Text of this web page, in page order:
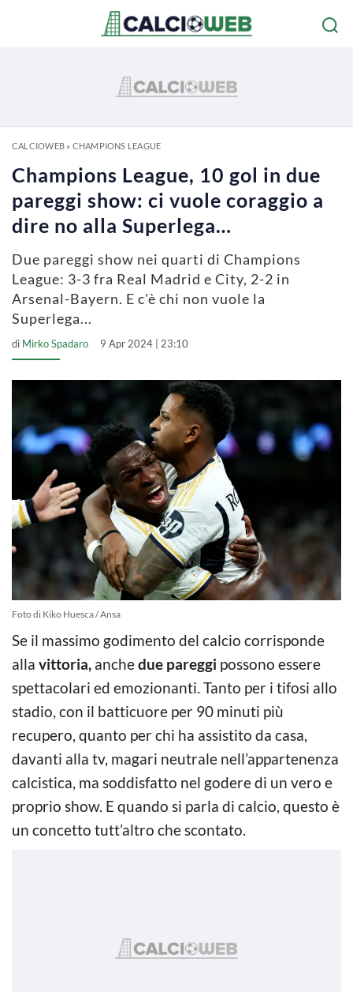
CALCIOWEB» CHAMPIONS LEAGUE
Champions League, 10 gol in due
pareggi show: ci vuole coraggio a
dire no alla Superlega…
Due pareggi show nei quarti di Champions
League: 3-3 fra Real Madrid e City, 2-2 in
Arsenal-Bayern. E c'è chi non vuole la
Superlega...
di Mirko Spadaro 9 Apr 2024 | 23:10
Foto di Kiko Huesca / Ansa
Se il massimo godimento del calcio corrisponde
alla vittoria, anchedue pareggi possono essere
spettacolari ed emozionanti. Tanto per i tifosi allo
stadio, con il batticuore per 90 minuti più
recupero, quanto per chi ha assistito da casa,
davanti alla tv, magari neutrale nell’appartenenza
calcistica, ma soddisfatto nel godere di un vero e
proprio show. E quando si parla di calcio, questo è
un concetto tutt’altro che scontato.